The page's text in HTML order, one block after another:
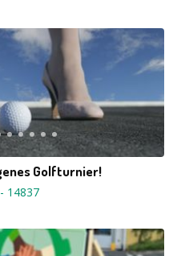
Golfturnier!
- 14837